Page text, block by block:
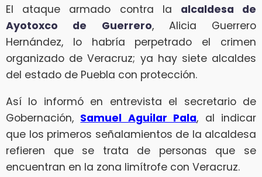
El ataque armado contra la alcaldesa de
Ayotoxco de Guerrero, Alicia Guerrero
Hernández, lo habría perpetrado el crimen
organizado de Veracruz; ya hay siete alcaldes
del estado de Puebla con protección.
Así lo informó en entrevista el secretario de
Gobernación, Samuel Aguilar Pala, al indicar
que los primeros señalamientos de la alcaldesa
refieren que se trata de personas que se
encuentran en la zona limítrofe con Veracruz.